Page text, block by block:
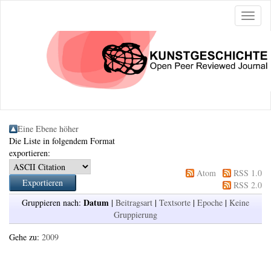
ein-/
Eine Ebene höher
Die Liste in folgendem Format
exportieren:
Atom
RSS 1.0
RSS 2.0
Gruppieren nach: Datum | Beitragsart | Textsorte | Epoche | Keine
Gruppierung
Gehe zu: 2009